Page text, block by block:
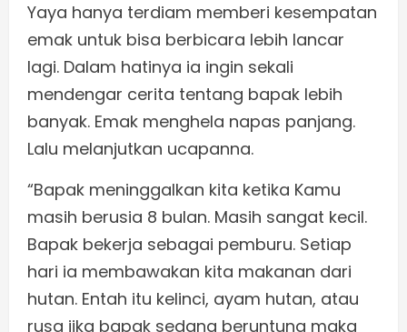
Yaya hanya terdiam memberi kesempatan
emak untuk bisa berbicara lebih lancar
lagi. Dalam hatinya ia ingin sekali
mendengar cerita tentang bapak lebih
banyak. Emak menghela napas panjang.
Lalu melanjutkan ucapanna.
“Bapak meninggalkan kita ketika Kamu
masih berusia 8 bulan. Masih sangat kecil.
Bapak bekerja sebagai pemburu. Setiap
hari ia membawakan kita makanan dari
hutan. Entah itu kelinci, ayam hutan, atau
rusa jika bapak sedang beruntung maka